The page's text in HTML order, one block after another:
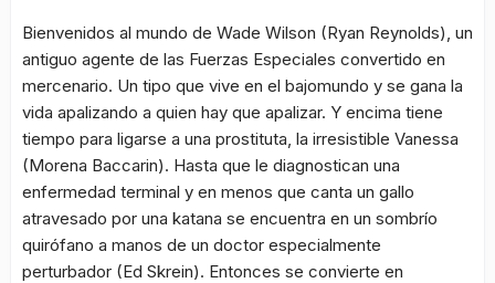
Bienvenidos al mundo de Wade Wilson (Ryan Reynolds), un
antiguo agente de las Fuerzas Especiales convertido en
mercenario. Un tipo que vive en el bajomundo y se gana la
vida apalizando a quien hay que apalizar. Y encima tiene
tiempo para ligarse a una prostituta, la irresistible Vanessa
(Morena Baccarin). Hasta que le diagnostican una
enfermedad terminal y en menos que canta un gallo
atravesado por una katana se encuentra en un sombrío
quirófano a manos de un doctor especialmente
perturbador (Ed Skrein). Entonces se convierte en